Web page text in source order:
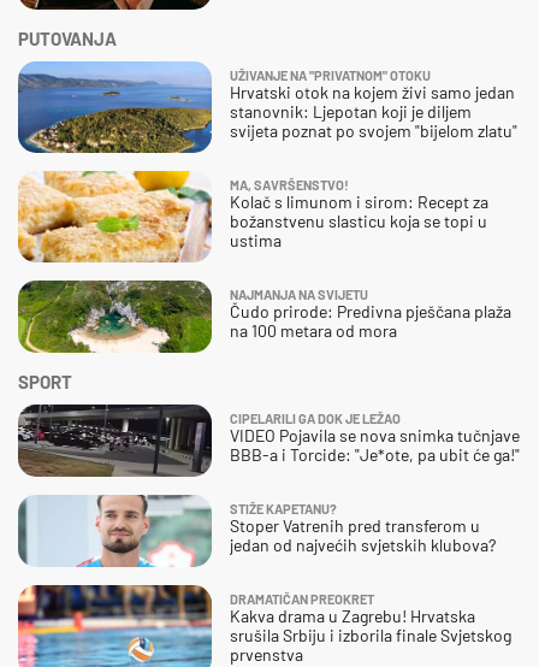
SPORT
CIPELARILI GA DOK JE LEŽAO
VIDEO Pojavila se nova snimka tučnjave
BBB-a i Torcide: "Je*ote, pa ubit će ga!"
STIŽE KAPETANU?
Stoper Vatrenih pred transferom u
jedan od najvećih svjetskih klubova?
DRAMATIČAN PREOKRET
Kakva drama u Zagrebu! Hrvatska
srušila Srbiju i izborila finale Svjetskog
prvenstva
PUTOVANJA
UŽIVANJE NA "PRIVATNOM" OTOKU
Hrvatski otok na kojem živi samo jedan
stanovnik: Ljepotan koji je diljem
svijeta poznat po svojem "bijelom zlatu"
MA, SAVRŠENSTVO!
Kolač s limunom i sirom: Recept za
božanstvenu slasticu koja se topi u
ustima
NAJMANJA NA SVIJETU
Čudo prirode: Predivna pješčana plaža
na 100 metara od mora